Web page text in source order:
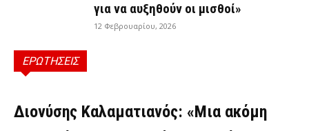
για να αυξηθούν οι μισθοί»
12 Φεβρουαρίου, 2026
ΕΡΩΤΗΣΕΙΣ
ΕΡΩΤΉΣΕΙΣ
Διονύσης Καλαματιανός: «Μια ακόμη